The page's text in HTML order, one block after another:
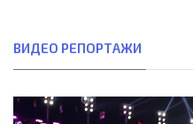
ВИДЕО РЕПОРТАЖИ